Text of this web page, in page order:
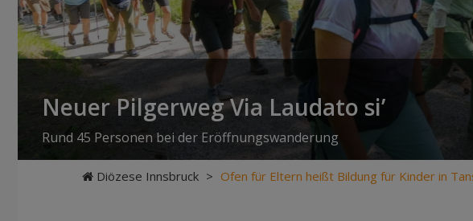
Neuer Pilgerweg Via Laudato si’
Rund 45 Personen bei der Eröffnungswanderung
Diözese Innsbruck > Ofen für Eltern heißt Bildung für Kinder in